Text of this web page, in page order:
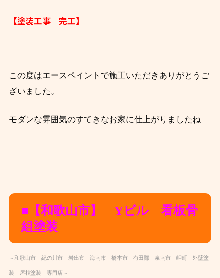
【塗装工事 完工】
この度はエースペイントで施工いただきありがとうご
ざいました。
モダンな雰囲気のすてきなお家に仕上がりましたね
■【和歌山市】 Yビル 看板骨
組塗装
～和歌山市 紀の川市 岩出市 海南市 橋本市 有田郡 泉南市 岬町 外壁塗
装 屋根塗装 専門店～